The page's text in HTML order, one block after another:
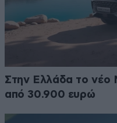
Στην Ελλάδα το νέο
από 30.900 ευρώ